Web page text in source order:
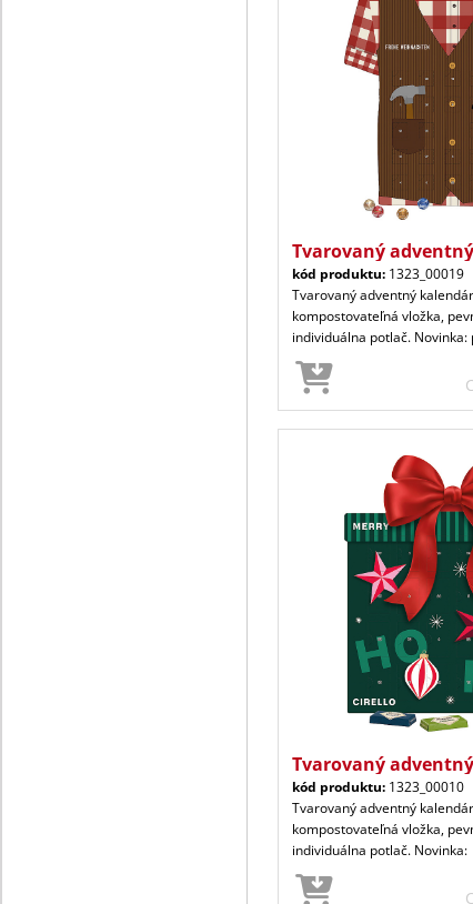
Tvarovaný
kód produktu: 1323_00019
Tvarovaný adventný
kompostovateľná vložka,
individuálna potlač. Novinka:
Tvarovaný
kód produktu: 1323_00010
Tvarovaný adventný
kompostovateľná vložka,
individuálna potlač. Novinka: